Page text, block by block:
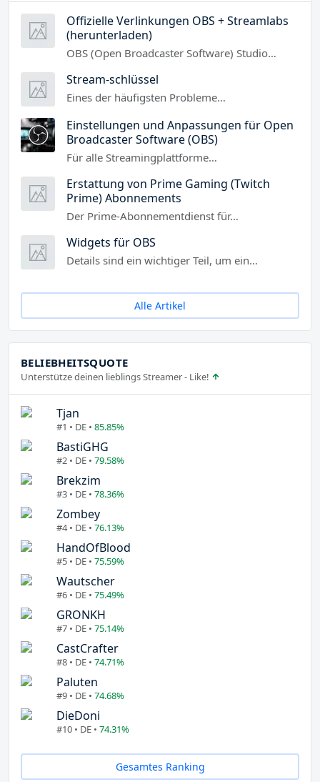
Offizielle Verlinkungen OBS + Streamlabs
(herunterladen)
OBS (Open Broadcaster Software) Studio…
Stream-schlüssel
Eines der häufigsten Probleme…
Einstellungen und Anpassungen für Open
Broadcaster Software (OBS)
Für alle Streamingplattforme…
Erstattung von Prime Gaming (Twitch
Prime) Abonnements
Der Prime-Abonnementdienst für…
Widgets für OBS
Details sind ein wichtiger Teil, um ein…
Alle Artikel
BELIEBHEITSQUOTE
Unterstütze deinen lieblings Streamer - Like!
Tjan
#1 • DE • 85.85%
BastiGHG
#2 • DE • 79.58%
Brekzim
#3 • DE • 78.36%
Zombey
#4 • DE • 76.13%
HandOfBlood
#5 • DE • 75.59%
Wautscher
#6 • DE • 75.49%
GRONKH
#7 • DE • 75.14%
CastCrafter
#8 • DE • 74.71%
Paluten
#9 • DE • 74.68%
DieDoni
#10 • DE • 74.31%
Gesamtes Ranking